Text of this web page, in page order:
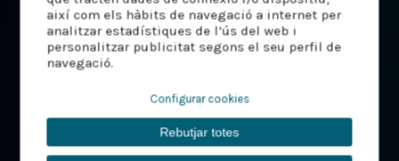
així com els hàbits de navegació a internet per
analitzar estadístiques de l’ús del web i
personalitzar publicitat segons el seu perfil de
navegació.
Configurar cookies
Rebutjar totes